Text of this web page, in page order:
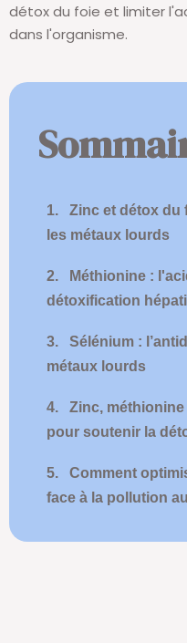
détox du foie et limiter
dans l'organisme.
1.
Zinc et détox du
les métaux lourds
2.
Méthionine :
détoxification
3.
Sélénium :
métaux lourds
4.
Zinc,
pour soutenir la
5.
Comment
face à la pollution